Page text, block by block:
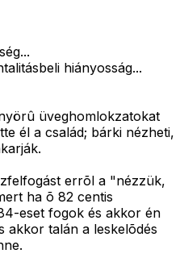
hiányosság...
üveghomlokzatokat
él a család; bárki nézheti,
errõl a "nézzük,
ha õ 82 centis
eset fogok és akkor én
akkor talán a leskelõdés